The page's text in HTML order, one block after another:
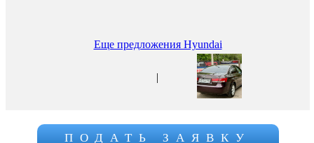
Еще предложения Hyundai
|
ПОДАТЬ ЗАЯВКУ